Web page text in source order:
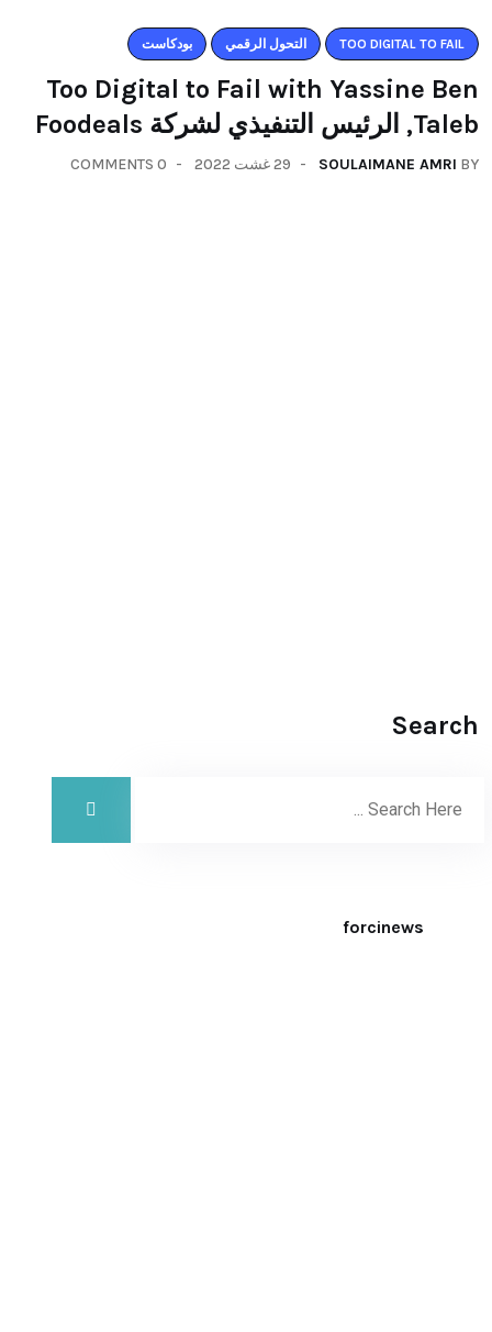
TOO DIGITAL TO FAIL التحول الرقمي بودكاست
Too Digital to Fail with Yassine Ben
Taleb, الرئيس التنفيذي لشركة Foodeals
BY
SOULAIMANE AMRI 29 غشت 2022 0 COMMENTS
Search
forcinews